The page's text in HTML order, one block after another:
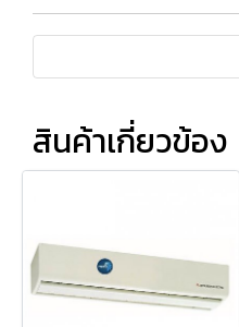
สินค้าเกี่ยวข้อง